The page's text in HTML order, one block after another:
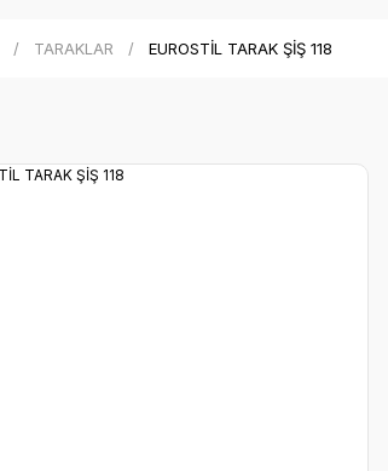
TARAKLAR EUROSTİL TARAK ŞİŞ 118